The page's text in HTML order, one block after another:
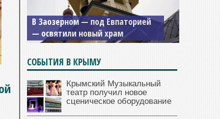
В Заозерном — под Евпаторией
— освятили новый храм
СОБЫТИЯ В КРЫМУ
Крымский Музыкальный
театр получил новое
сценическое оборудование